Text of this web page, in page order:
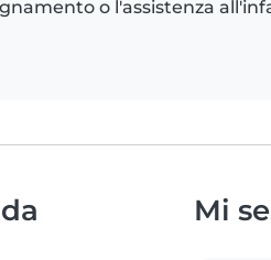
o l'assistenza
Mi